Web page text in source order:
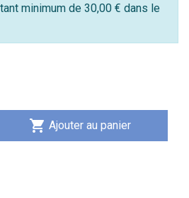
minimum de 30,00 € dans le
shopping_cart Ajouter au panier